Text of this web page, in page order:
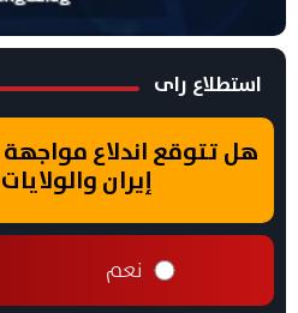
استطلاع راى
هل تتوقع اندلاع
إيران
نعم